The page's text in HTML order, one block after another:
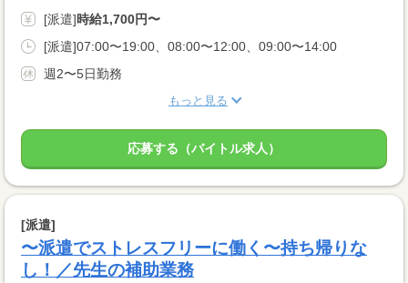
[派遣]時給1,700円〜
[派遣]07:00〜19:00、08:00〜12:00、09:00〜14:00
週2〜5日勤務
もっと見る
応募する（バイトル求人）
[派遣]
〜派遣でストレスフリーに働く〜持ち帰りな
し！／先生の補助業務